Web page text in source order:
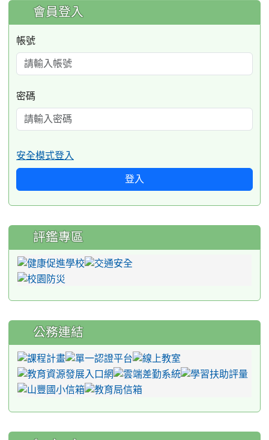
:::
會員登入
帳號
密碼
安全模式登入
登入
評鑑專區
公務連結